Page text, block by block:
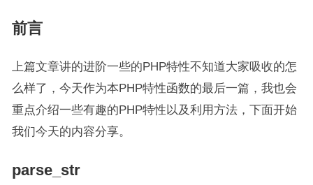
前言
上篇文章讲的进阶一些的PHP特性不知道大家吸收的怎
么样了，今天作为本PHP特性函数的最后一篇，我也会
重点介绍一些有趣的PHP特性以及利用方法，下面开始
我们今天的内容分享。
parse_str